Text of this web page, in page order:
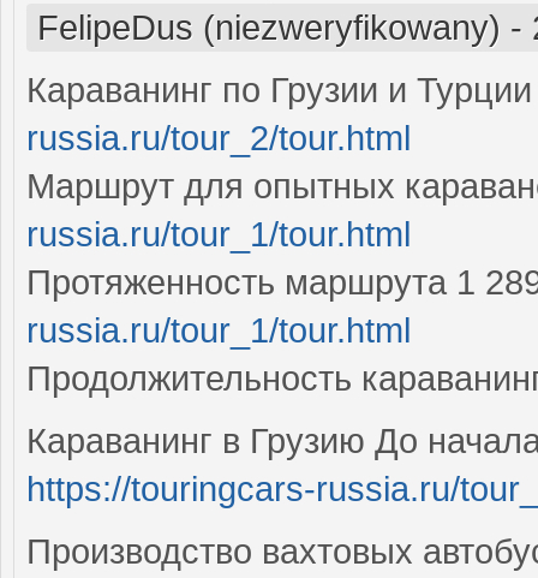
FelipeDus (niezweryfikowany) -
Караванинг по Грузии и
russia.ru/tour_2/tour.html
Маршрут для опытных
russia.ru/tour_1/tour.html
Протяженность маршрута 1
russia.ru/tour_1/tour.html
Продолжительность
Караванинг в Грузию До
https://touringcars-russia.ru/
Производство вахтовых